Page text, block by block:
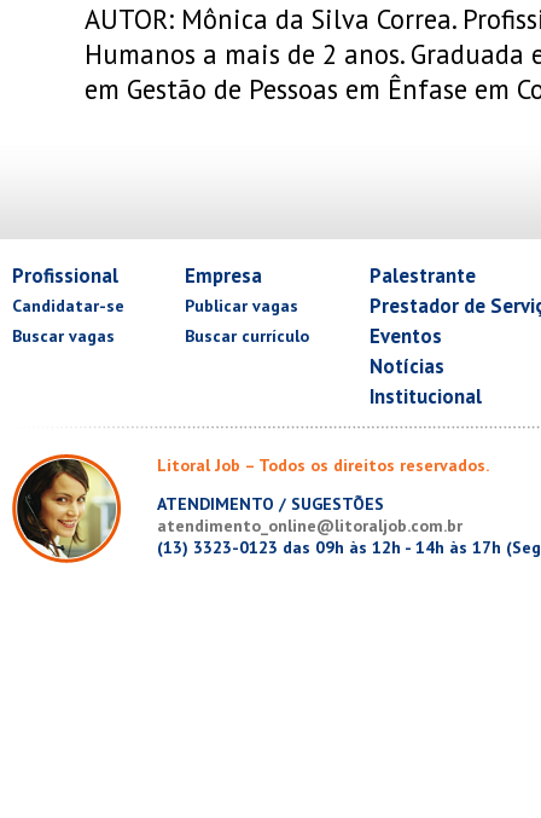
AUTOR: Mônica da Silva Correa.
Humanos a mais de 2 anos. Graduada
em Gestão de Pessoas em Ênfase em
Profissional
Candidatar-se
Buscar vagas
Empresa
Publicar vagas
Buscar currículo
Palestrante
Prestador de
Eventos
Notícias
Institucional
Litoral Job – Todos os direitos reservados.
ATENDIMENTO / SUGESTÕES
atendimento_online@litoraljob.com.br
(13) 3323-0123 das 09h às 12h - 14h às 17h